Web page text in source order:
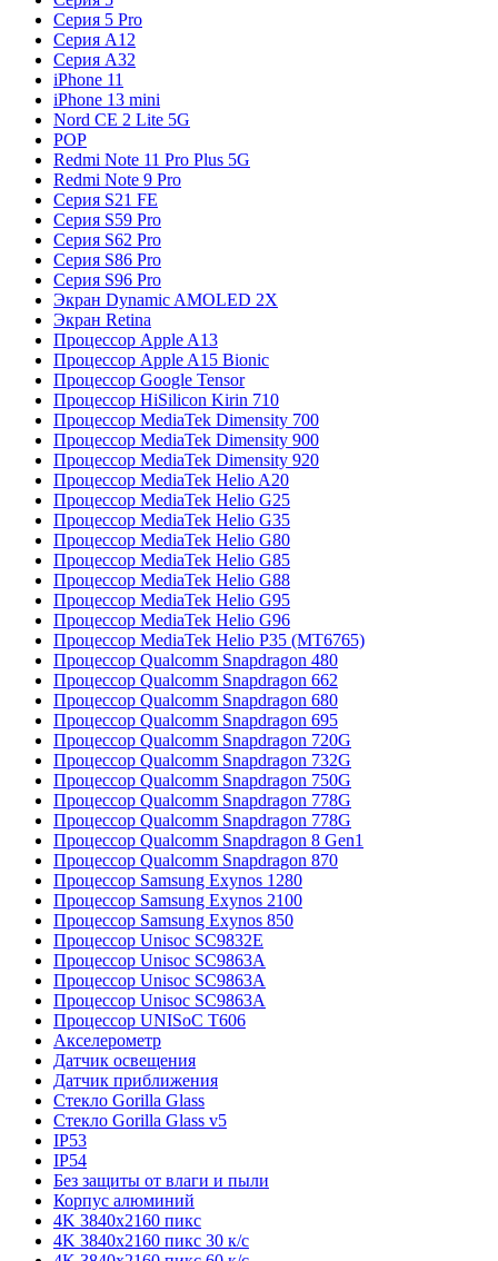
Серия 5 Pro
Серия A12
Серия A32
iPhone 11
iPhone 13 mini
Nord CE 2 Lite 5G
POP
Redmi Note 11 Pro Plus 5G
Redmi Note 9 Pro
Серия S21 FE
Серия S59 Pro
Серия S62 Pro
Серия S86 Pro
Серия S96 Pro
Экран Dynamic AMOLED 2X
Экран Retina
Процессор Apple A13
Процессор Apple A15 Bionic
Процессор Google Tensor
Процессор HiSilicon Kirin 710
Процессор MediaTek Dimensity 700
Процессор MediaTek Dimensity 900
Процессор MediaTek Dimensity 920
Процессор MediaTek Helio A20
Процессор MediaTek Helio G25
Процессор MediaTek Helio G35
Процессор MediaTek Helio G80
Процессор MediaTek Helio G85
Процессор MediaTek Helio G88
Процессор MediaTek Helio G95
Процессор MediaTek Helio G96
Процессор MediaTek Helio P35 (MT6765)
Процессор Qualcomm Snapdragon 480
Процессор Qualcomm Snapdragon 662
Процессор Qualcomm Snapdragon 680
Процессор Qualcomm Snapdragon 695
Процессор Qualcomm Snapdragon 720G
Процессор Qualcomm Snapdragon 732G
Процессор Qualcomm Snapdragon 750G
Процессор Qualcomm Snapdragon 778G
Процессор Qualcomm Snapdragon 778G
Процессор Qualcomm Snapdragon 8 Gen1
Процессор Qualcomm Snapdragon 870
Процессор Samsung Exynos 1280
Процессор Samsung Exynos 2100
Процессор Samsung Exynos 850
Процессор Unisoc SC9832E
Процессор Unisoc SC9863A
Процессор Unisoc SC9863A
Процессор Unisoc SC9863A
Процессор UNISoC T606
Акселерометр
Датчик освещения
Датчик приближения
Стекло Gorilla Glass
Стекло Gorilla Glass v5
IP53
IP54
Без защиты от влаги и пыли
Корпус алюминий
4K 3840x2160 пикс
4K 3840x2160 пикс 30 к/с